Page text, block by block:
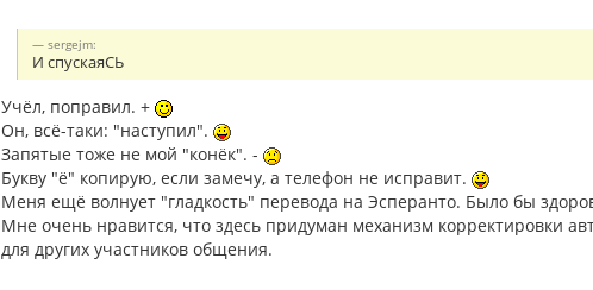
sergejm:
И спускаяСЬ
Учёл, поправил. +
Он, всё-таки: "наступил".
Запятые тоже не мой "конёк". -
Букву "ё" копирую, если замечу, а телефон не исправит.
Меня ещё волнует "гладкость" перевода на Эсперанто. Было бы
Мне очень нравится, что здесь придуман механизм корректировки
для других участников общения.